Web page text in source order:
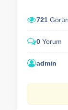
721
0 Yorum
admin